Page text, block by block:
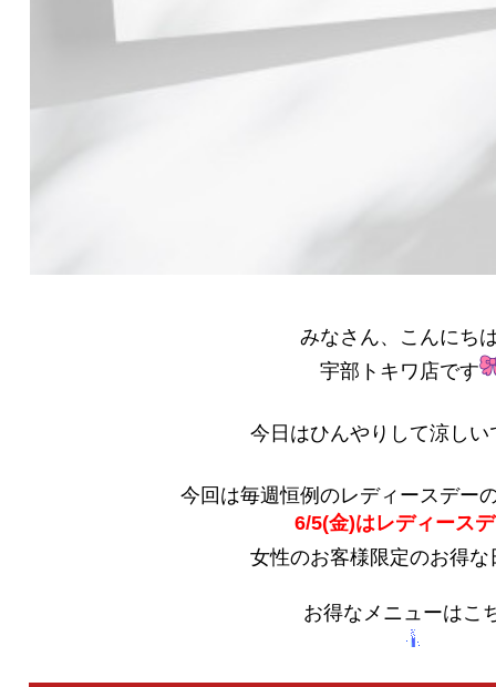
みなさん、こんにち
宇部トキワ店です
今日はひんやりして涼しい
今回は毎週恒例のレディースデー
6/5(金)はレディース
女性のお客様限定のお得な
お得なメニューはこ